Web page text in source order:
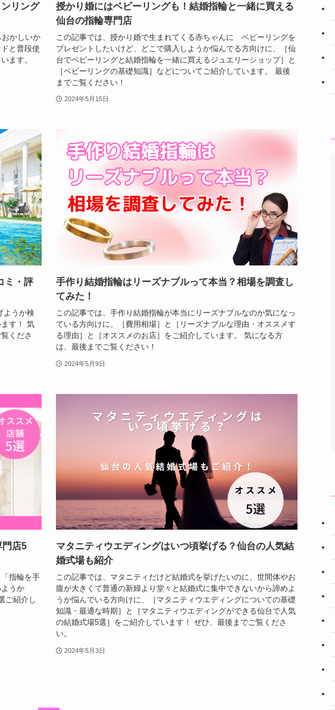
リング
かしいか
と普段使
ます。
授かり婚にはベビーリングも！結婚指輪と一緒に買える
仙台の指輪専門店
この記事では、授かり婚で生まれてくる赤ちゃんに ベビーリングを
プレゼントしたいけど、どこで購入しようか悩んでる方向けに、［仙
台でベビーリングと結婚指輪を一緒に買えるジュエリーショップ］と
［ベビーリングの基礎知識］などについてご紹介しています。 最後
までご覧ください！
2024年5月15日
ミ・評
ようか検
す！ 気
くださ
手作り結婚指輪はリーズナブルって本当？相場を調査し
てみた！
この記事では、手作り結婚指輪が本当にリーズナブルなのか気になっ
ている方向けに、［費用相場］と［リーズナブルな理由・オススメす
る理由］と［オススメのお店］をご紹介しています。 気になる方
は、最後までご覧ください！
2024年5月9日
門店5
指輪を手
うか
ご紹介し
マタニティウエディングはいつ頃挙げる？仙台の人気結
婚式場も紹介
この記事では、マタニティだけど結婚式を挙げたいのに、世間体やお
腹が大きくて普通の新婦より堂々と結婚式に集中できないから諦めよ
うか悩んでいる方向けに、［マタニティウエディングについての基礎
知識・最適な時期］と［マタニティウエディングができる仙台で人気
の結婚式場5選］をご紹介しています！ ぜひ、最後までご覧くださ
い。
2024年5月3日